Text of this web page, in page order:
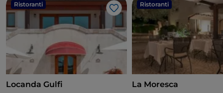
Ristoranti
Like
Locanda Gulfi
Ristoranti
La Moresca